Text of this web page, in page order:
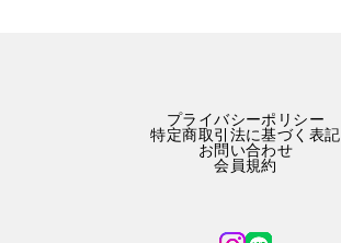
プライバシーポリシー
特定商取引法に基づく表記
お問い合わせ
会員規約